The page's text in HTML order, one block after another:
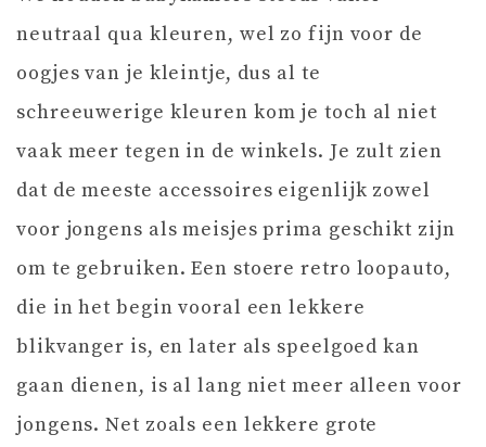
neutraal qua kleuren, wel zo fijn voor de
oogjes van je kleintje, dus al te
schreeuwerige kleuren kom je toch al niet
vaak meer tegen in de winkels. Je zult zien
dat de meeste accessoires eigenlijk zowel
voor jongens als meisjes prima geschikt zijn
om te gebruiken. Een stoere retro loopauto,
die in het begin vooral een lekkere
blikvanger is, en later als speelgoed kan
gaan dienen, is al lang niet meer alleen voor
jongens. Net zoals een lekkere grote